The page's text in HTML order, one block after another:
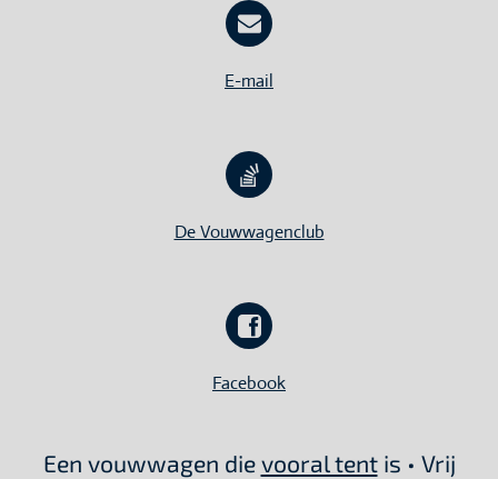
E-mail
De Vouwwagenclub
Facebook
Een vouwwagen die vooral tentis • Vrij